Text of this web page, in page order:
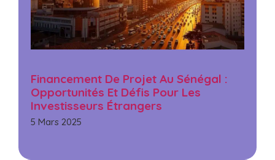
Financement De Projet Au Sénégal :
Opportunités Et Défis Pour Les
Investisseurs Étrangers
5 Mars 2025